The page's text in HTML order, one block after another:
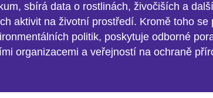
sbírá data o rostlinách, živočiších a
aktivit na životní prostředí. Kromě toho se
politik, poskytuje odborné
organizacemi a veřejností na ochraně